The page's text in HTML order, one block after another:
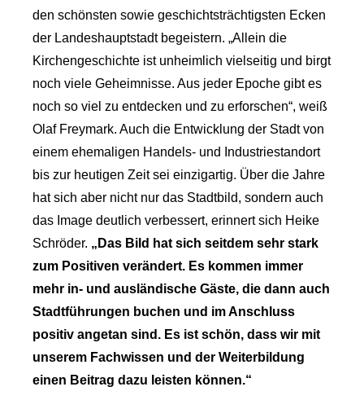
den schönsten sowie geschichtsträchtigsten Ecken
der Landeshauptstadt begeistern. „Allein die
Kirchengeschichte ist unheimlich vielseitig und birgt
noch viele Geheimnisse. Aus jeder Epoche gibt es
noch so viel zu entdecken und zu erforschen“, weiß
Olaf Freymark. Auch die Entwicklung der Stadt von
einem ehemaligen Handels- und Industriestandort
bis zur heutigen Zeit sei einzigartig. Über die Jahre
hat sich aber nicht nur das Stadtbild, sondern auch
das Image deutlich verbessert, erinnert sich Heike
Schröder. „Das Bild hat sich seitdem sehr stark
zum Positiven verändert. Es kommen immer
mehr in- und ausländische Gäste, die dann auch
Stadtführungen buchen und im Anschluss
positiv angetan sind. Es ist schön, dass wir mit
unserem Fachwissen und der Weiterbildung
einen Beitrag dazu leisten können.“